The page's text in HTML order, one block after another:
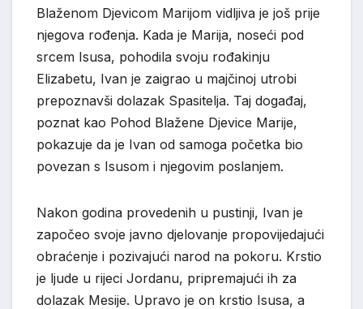
Blaženom Djevicom Marijom vidljiva je još prije
njegova rođenja. Kada je Marija, noseći pod
srcem Isusa, pohodila svoju rođakinju
Elizabetu, Ivan je zaigrao u majčinoj utrobi
prepoznavši dolazak Spasitelja. Taj događaj,
poznat kao Pohod Blažene Djevice Marije,
pokazuje da je Ivan od samoga početka bio
povezan s Isusom i njegovim poslanjem.
Nakon godina provedenih u pustinji, Ivan je
započeo svoje javno djelovanje propovijedajući
obraćenje i pozivajući narod na pokoru. Krstio
je ljude u rijeci Jordanu, pripremajući ih za
dolazak Mesije. Upravo je on krstio Isusa, a